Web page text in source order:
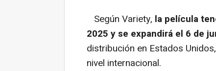
Según Variety, la película
2025 y se expandirá el 6 de
distribución en Estados
nivel internacional.